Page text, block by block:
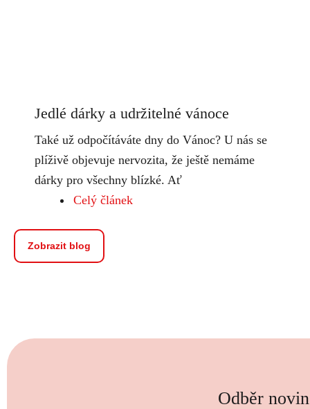
Jedlé dárky a udržitelné vánoce
Také už odpočítáváte dny do Vánoc? U nás se
plíživě objevuje nervozita, že ještě nemáme
dárky pro všechny blízké. Ať
Celý článek
Zobrazit blog
Odběr